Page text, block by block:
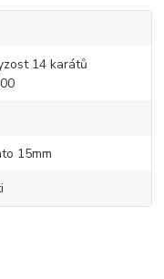
14 karátů
15mm